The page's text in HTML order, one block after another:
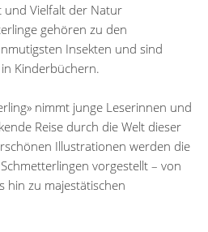
und Vielfalt der Natur
gehören zu den
Insekten und sind
Kinderbüchern.
nimmt junge Leserinnen und
Reise durch die Welt dieser
Illustrationen werden die
vorgestellt – von
hin zu majestätischen